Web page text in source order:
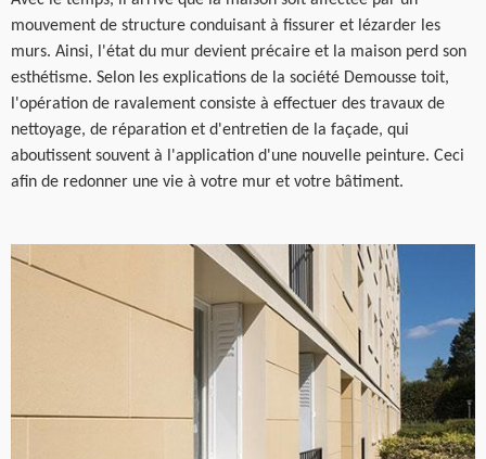
mouvement de structure conduisant à fissurer et lézarder les
murs. Ainsi, l'état du mur devient précaire et la maison perd son
esthétisme. Selon les explications de la société Demousse toit,
l'opération de ravalement consiste à effectuer des travaux de
nettoyage, de réparation et d'entretien de la façade, qui
aboutissent souvent à l'application d'une nouvelle peinture. Ceci
afin de redonner une vie à votre mur et votre bâtiment.